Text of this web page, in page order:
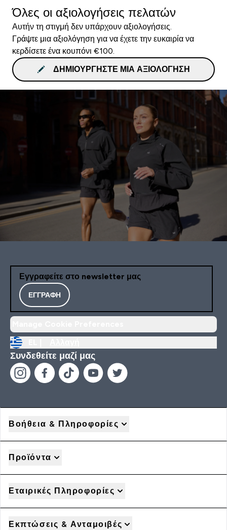
Όλες οι αξιολογήσεις πελατών
Αυτήν τη στιγμή δεν υπάρχουν αξιολογήσεις.
Γράψτε μια αξιολόγηση για να έχετε την ευκαιρία να
κερδίσετε ένα κουπόνι €100.
ΔΗΜΙΟΥΡΓΉΣΤΕ ΜΙΑ ΑΞΙΟΛΌΓΗΣΗ
Εγγραφείτε στο newsletter μας
ΕΓΓΡΑΦΉ
Συνδεθείτε μαζί μας
Βοήθεια & Πληροφορίες
Προϊόντα
Εταιρικές Πληροφορίες
Εκπτώσεις & Ανταμοιβές